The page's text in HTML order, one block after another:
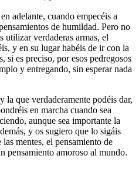
adelante, cuando empecéis a
de humildad. Pero no
utilizar verdaderas armas, el
y en su lugar habéis de ir con la
si es preciso, por esos pedregosos
y entregando, sin esperar nada
la que verdaderamente podéis dar,
en marcha cuando sea
aunque sea importante la
y os sugiero que lo sigáis
mentes, el pensamiento de
pensamiento amoroso al mundo.